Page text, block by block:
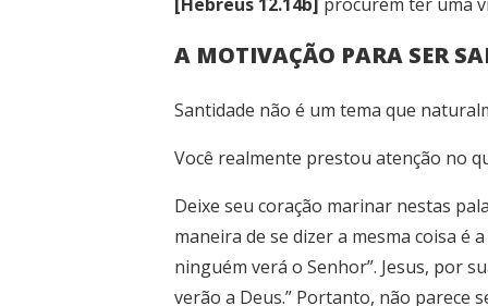
A MOTIVAÇÃO PARA SER
Santidade não é um tema que
Você realmente prestou atenção no
Deixe seu coração marinar nestas
maneira de se dizer a mesma coisa é
ninguém verá o Senhor”. Jesus, por
verão a Deus.” Portanto, não parece